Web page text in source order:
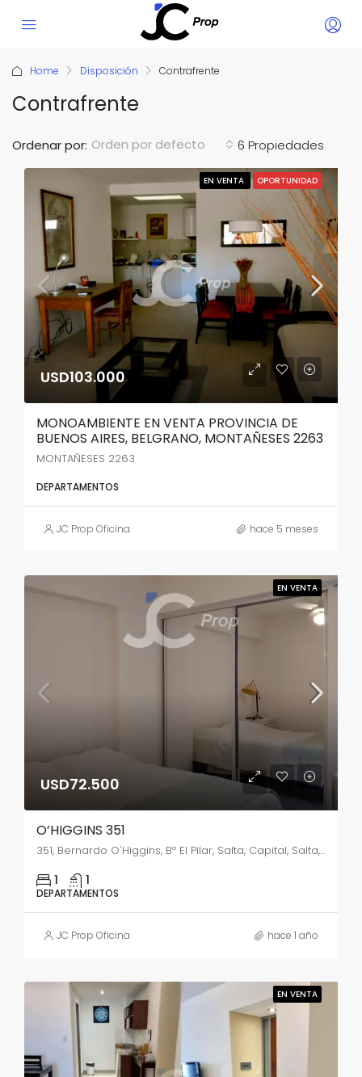
Home Disposición Contrafrente
Contrafrente
6 Propiedades
Ordenar por: Orden por defecto
EN VENTA OPORTUNIDAD
USD103.000
MONOAMBIENTE EN VENTA PROVINCIA DE
BUENOS AIRES, BELGRANO, MONTAÑESES 2263
MONTAÑESES 2263
DEPARTAMENTOS
JC Prop Oficina hace 5 meses
EN VENTA
USD72.500
O’HIGGINS 351
351, Bernardo O'Higgins, Bº El Pilar, Salta, Capital, Salta, A4400ABL, Argentina
1 1
DEPARTAMENTOS
JC Prop Oficina hace 1 año
EN VENTA